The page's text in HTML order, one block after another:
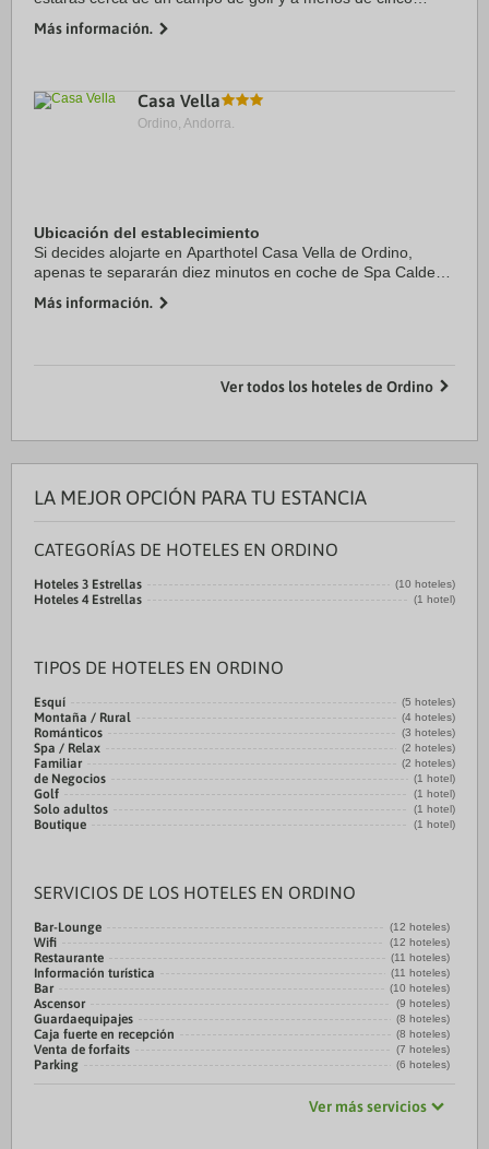
Areny Plandolit. Además, este ...
Más información.
Casa Vella
Ordino, Andorra.
Ubicación del establecimiento
Si decides alojarte en Aparthotel Casa Vella de Ordino,
apenas te separarán diez minutos en coche de Spa Caldea
apartamento de esquí se encuentra a 13 ...
Más información.
Ver todos los hoteles de Ordino
LA MEJOR OPCIÓN PARA TU ESTANCIA
CATEGORÍAS DE HOTELES EN ORDINO
Hoteles 3 Estrellas (10 hoteles)
Hoteles 4 Estrellas (1 hotel)
TIPOS DE HOTELES EN ORDINO
Esquí (5 hoteles)
Montaña / Rural (4 hoteles)
Románticos (3 hoteles)
Spa / Relax (2 hoteles)
Familiar (2 hoteles)
de Negocios (1 hotel)
Golf (1 hotel)
Solo adultos (1 hotel)
Boutique (1 hotel)
SERVICIOS DE LOS HOTELES EN ORDINO
Bar-Lounge (12 hoteles)
Wifi (12 hoteles)
Restaurante (11 hoteles)
Información turística (11 hoteles)
Bar (10 hoteles)
Ascensor (9 hoteles)
Guardaequipajes (8 hoteles)
Caja fuerte en recepción (8 hoteles)
Venta de forfaits (7 hoteles)
Parking (6 hoteles)
Ver más servicios